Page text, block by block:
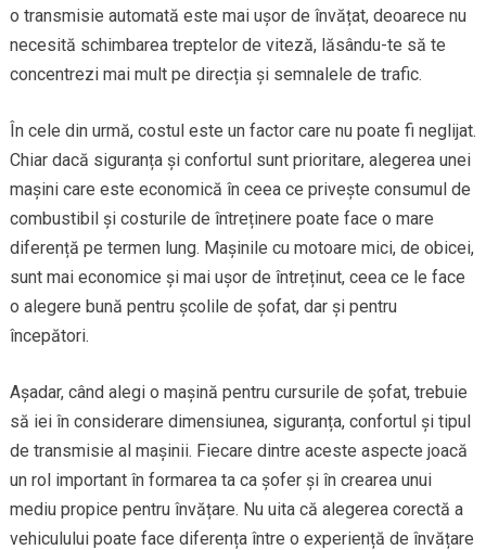
o transmisie automată este mai ușor de învățat, deoarece nu
necesită schimbarea treptelor de viteză, lăsându-te să te
concentrezi mai mult pe direcția și semnalele de trafic.
În cele din urmă, costul este un factor care nu poate fi neglijat.
Chiar dacă siguranța și confortul sunt prioritare, alegerea unei
mașini care este economică în ceea ce privește consumul de
combustibil și costurile de întreținere poate face o mare
diferență pe termen lung. Mașinile cu motoare mici, de obicei,
sunt mai economice și mai ușor de întreținut, ceea ce le face
o alegere bună pentru școlile de șofat, dar și pentru
începători.
Așadar, când alegi o mașină pentru cursurile de șofat, trebuie
să iei în considerare dimensiunea, siguranța, confortul și tipul
de transmisie al mașinii. Fiecare dintre aceste aspecte joacă
un rol important în formarea ta ca șofer și în crearea unui
mediu propice pentru învățare. Nu uita că alegerea corectă a
vehiculului poate face diferența între o experiență de învățare